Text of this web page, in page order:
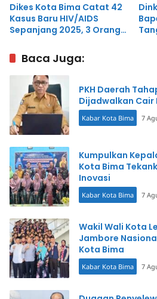
Dikes Kota Bima Catat 42
Kasus Baru HIV/AIDS
Sepanjang 2025, 3 Orang
Baca Juga:
PKH Daerah
Dijadwalkan Cair
Kabar Kota Bima 7
Kumpulkan
Kota Bima
Inovasi
Kabar Kota Bima 7
Wakil Wali Kota
Jambore
Kota Bima
Kabar Kota Bima 7